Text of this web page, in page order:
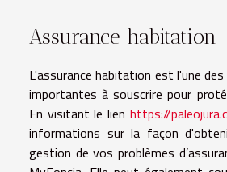
Assurance habitation
L'assurance habitation est l'une
importantes à souscrire pour
En visitant le lien https://
informations sur la façon
gestion de vos problèmes